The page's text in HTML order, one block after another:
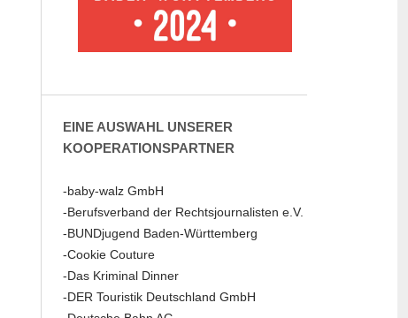
EINE AUSWAHL UNSERER
KOOPERATIONSPARTNER
-baby-walz GmbH
-Berufsverband der Rechtsjournalisten e.V.
-BUNDjugend Baden-Württemberg
-Cookie Couture
-Das Kriminal Dinner
-DER Touristik Deutschland GmbH